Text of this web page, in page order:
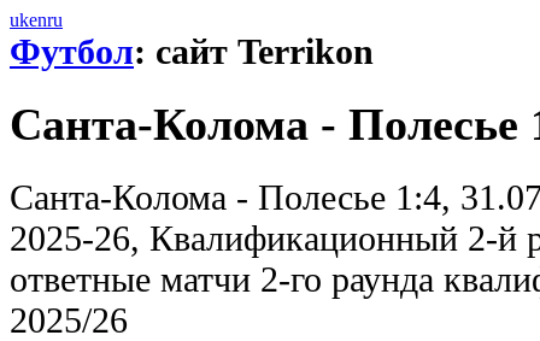
ukenru
Футбол: сайт Terrikon
Санта-Колома - Полесье
Санта-Колома - Полесье 1:4,
2025-26, Квалификационный 2-й
ответные матчи 2-го раунда
2025/26